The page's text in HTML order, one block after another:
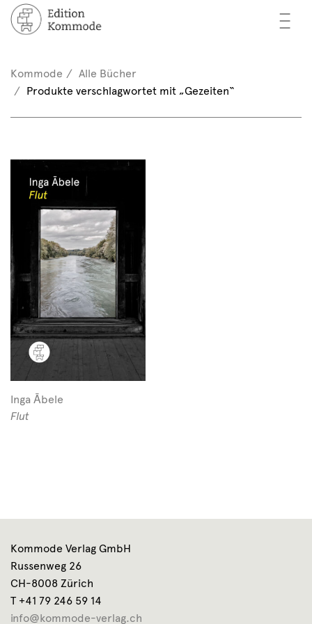
—
—
—
/ Registrieren
(0)
Kommode
Alle Bücher
Produkte verschlagwortet mit „Gezeiten“
Inga Ābele
Flut
Kommode Verlag GmbH
Russenweg 26
CH-8008 Zürich
T +41 79 246 59 14
info@kommode-verlag.ch